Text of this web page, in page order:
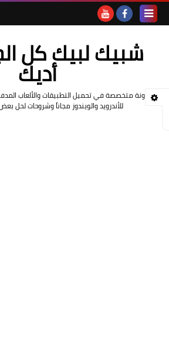
شبيك لبيك كل
أديك
مدونة متخصصة في تحميل التطبيقات والألعاب
للأندرويد والويندوز مجاناً وشروحات لحل